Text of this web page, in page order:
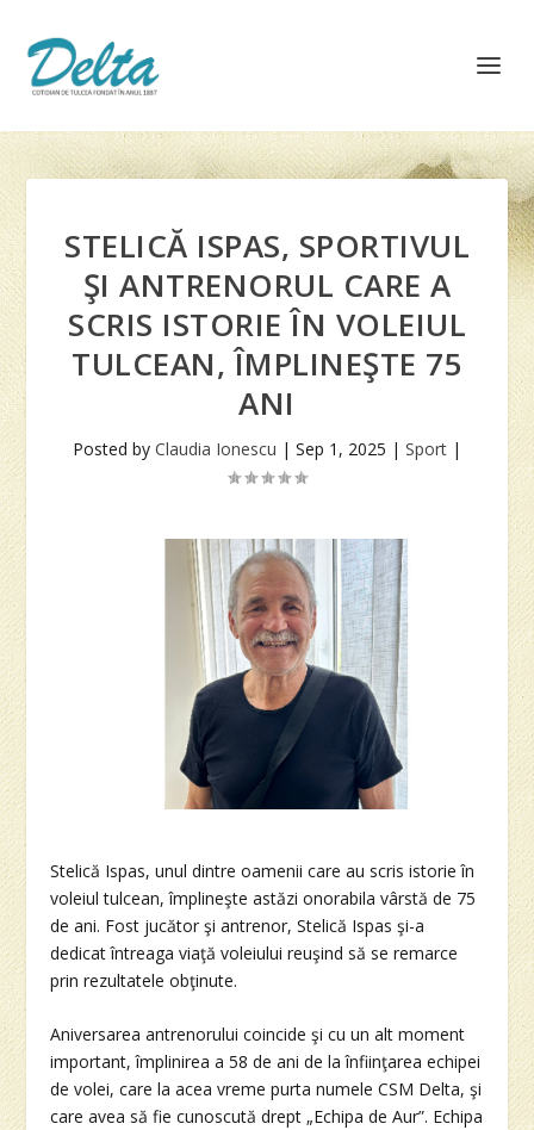
STELICĂ ISPAS, SPORTIVUL
ŞI ANTRENORUL CARE A
SCRIS ISTORIE ÎN VOLEIUL
TULCEAN, ÎMPLINEŞTE 75
ANI
Posted by Claudia Ionescu | Sep 1, 2025 | Sport |
Stelică Ispas, unul dintre oamenii care au scris istorie în
voleiul tulcean, împlineşte astăzi onorabila vârstă de 75
de ani. Fost jucător şi antrenor, Stelică Ispas şi-a
dedicat întreaga viaţă voleiului reuşind să se remarce
prin rezultatele obţinute.
Aniversarea antrenorului coincide şi cu un alt moment
important, împlinirea a 58 de ani de la înfiinţarea echipei
de volei, care la acea vreme purta numele CSM Delta, şi
care avea să fie cunoscută drept „Echipa de Aur”. Echipa